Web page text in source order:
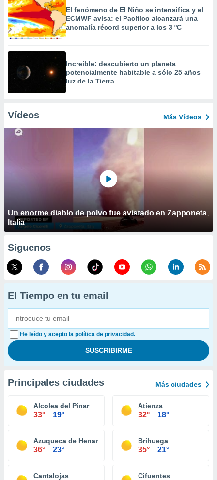
El fenómeno de El Niño se intensifica y el
ECMWF avisa: el Pacífico alcanzará una
anomalía récord superior a los 3 ºC
Increíble: descubierto un planeta
potencialmente habitable a sólo 25 años
luz de la Tierra
Vídeos Más Vídeos
Un enorme diablo de polvo fue avistado en Zapponeta,
Italia
Síguenos
El Tiempo en tu email
He leído y acepto la política de privacidad.
Principales ciudades Más ciudades
Alcolea del Pinar
33° 19°
Atienza
32° 18°
Azuqueca de Henares
36° 23°
Brihuega
35° 21°
Cantalojas Cifuentes